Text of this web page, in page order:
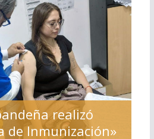
realizó
de Inmunización»